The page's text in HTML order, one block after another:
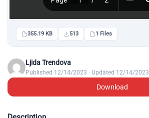
355.19 KB 513 1 Files
Ljida Trendova
Published 12/14/2023 · Updated 12/14/2023
Download